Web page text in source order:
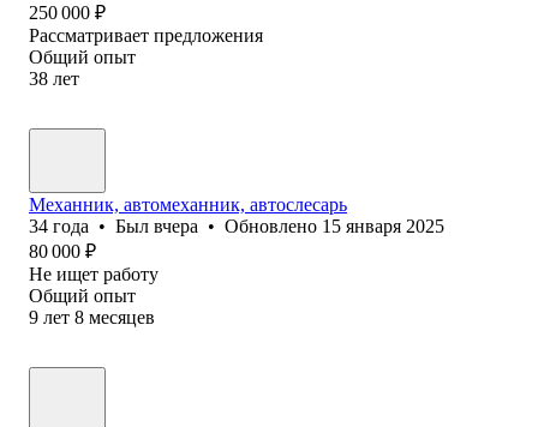
250 000 ₽
Рассматривает предложения
Общий опыт
38 лет
Механник, автомеханник, автослесарь
34 года • Был вчера • Обновлено 15 января 2025
80 000 ₽
Не ищет работу
Общий опыт
9 лет 8 месяцев